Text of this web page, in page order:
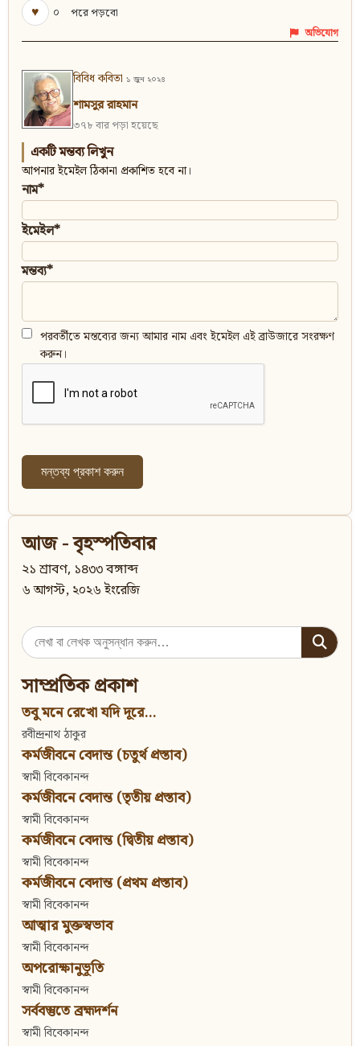
♥
০ পরে পড়বো
অভিযোগ
বিবিধ কবিতা ১ জুন ২০২৪
শামসুর রাহমান
৩৭৮ বার পড়া হয়েছে
একটি মন্তব্য লিখুন
আপনার ইমেইল ঠিকানা প্রকাশিত হবে না।
নাম*
ইমেইল*
মন্তব্য*
পরবর্তীতে মন্তব্যের জন্য আমার নাম এবং ইমেইল এই ব্রাউজারে সংরক্ষণ
করুন।
আজ - বৃহস্পতিবার
২১ শ্রাবণ, ১৪৩৩ বঙ্গাব্দ
৬ আগস্ট, ২০২৬ ইংরেজি
Search
for:
সাম্প্রতিক প্রকাশ
তবু মনে রেখো যদি দূরে...
রবীন্দ্রনাথ ঠাকুর
কর্মজীবনে বেদান্ত (চতুর্থ প্রস্তাব)
স্বামী বিবেকানন্দ
কর্মজীবনে বেদান্ত (তৃতীয় প্রস্তাব)
স্বামী বিবেকানন্দ
কর্মজীবনে বেদান্ত (দ্বিতীয় প্রস্তাব)
স্বামী বিবেকানন্দ
কর্মজীবনে বেদান্ত (প্রথম প্রস্তাব)
স্বামী বিবেকানন্দ
আত্মার মুক্তস্বভাব
স্বামী বিবেকানন্দ
অপরোক্ষানুভূতি
স্বামী বিবেকানন্দ
সর্ববস্তুতে ব্রহ্মদর্শন
স্বামী বিবেকানন্দ